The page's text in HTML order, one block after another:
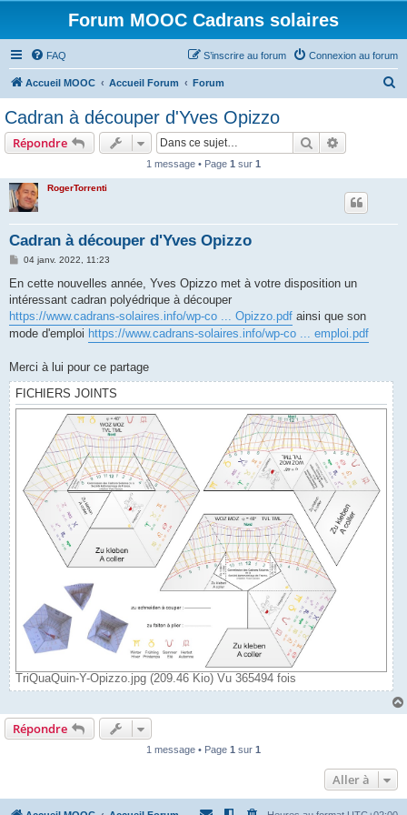
Forum MOOC Cadrans solaires
FAQ Connexion au forum
S’inscrire au forum
Accueil MOOC Accueil Forum Forum
Cadran à découper d'Yves Opizzo
Répondre Rechercher
1 message • Page 1 sur 1
RogerTorrenti
Cadran à découper d'Yves Opizzo
M
s
a
g
e
04 janv. 2022, 11:23
En cette nouvelles année, Yves Opizzo met à votre disposition un
intéressant cadran polyédrique à découper
https://www.cadrans-solaires.info/wp-co ... Opizzo.pdf ainsi que son
mode d'emploi https://www.cadrans-solaires.info/wp-co ... emploi.pdf
Merci à lui pour ce partage
FICHIERS JOINTS
TriQuaQuin-Y-Opizzo.jpg (209.46 Kio) Vu 365494 fois
Répondre
1 message • Page 1 sur 1
Aller à